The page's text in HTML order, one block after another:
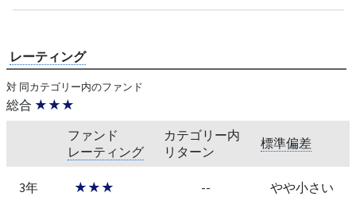
レーティング
対 同カテゴリー内のファンド
総合 ★★★
ファンド
レーティング
カテゴリー内
リターン
標準偏差
3年 ★★★ -- やや小さい